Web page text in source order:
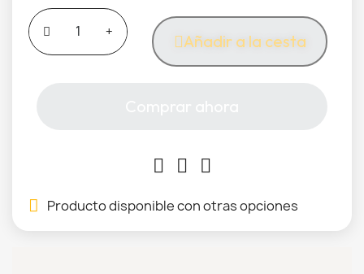
Añadir a la cesta
Producto disponible con otras opciones